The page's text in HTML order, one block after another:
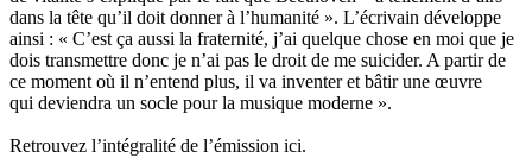
dans la tête qu’il doit donner à l’humanité ». L’écrivain développe
ainsi : « C’est ça aussi la fraternité, j’ai quelque chose en moi que je
dois transmettre donc je n’ai pas le droit de me suicider. A partir de
ce moment où il n’entend plus, il va inventer et bâtir une œuvre
qui deviendra un socle pour la musique moderne ».
Retrouvez l’intégralité de l’émission ici.